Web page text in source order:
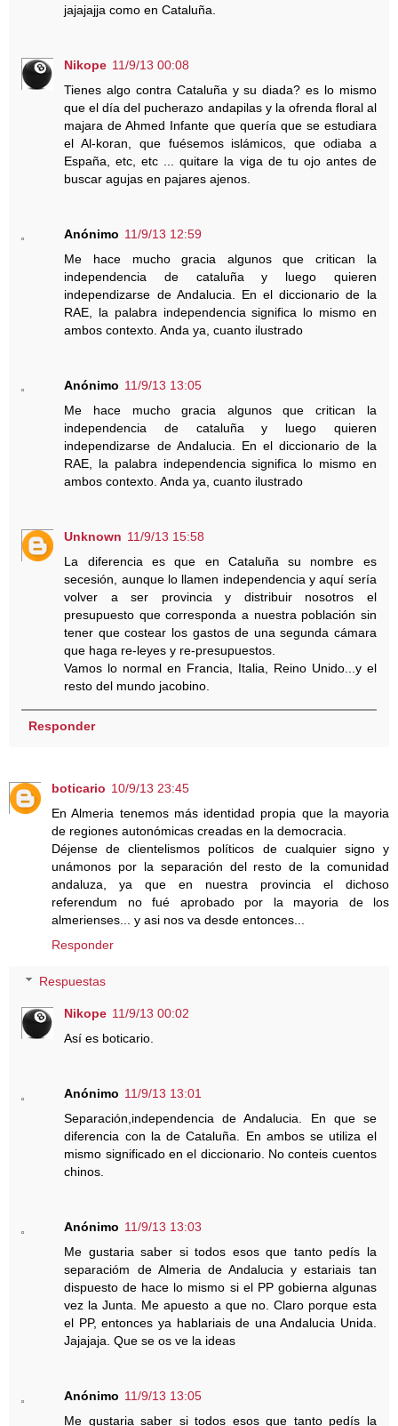
jajajajja como en Cataluña.
Nikope 11/9/13 00:08
Tienes algo contra Cataluña y su diada? es lo mismo
que el día del pucherazo andapilas y la ofrenda floral al
majara de Ahmed Infante que quería que se estudiara
el Al-koran, que fuésemos islámicos, que odiaba a
España, etc, etc ... quitare la viga de tu ojo antes de
buscar agujas en pajares ajenos.
Anónimo 11/9/13 12:59
Me hace mucho gracia algunos que critican la
independencia de cataluña y luego quieren
independizarse de Andalucia. En el diccionario de la
RAE, la palabra independencia significa lo mismo en
ambos contexto. Anda ya, cuanto ilustrado
Anónimo 11/9/13 13:05
Me hace mucho gracia algunos que critican la
independencia de cataluña y luego quieren
independizarse de Andalucia. En el diccionario de la
RAE, la palabra independencia significa lo mismo en
ambos contexto. Anda ya, cuanto ilustrado
Unknown 11/9/13 15:58
La diferencia es que en Cataluña su nombre es
secesión, aunque lo llamen independencia y aquí sería
volver a ser provincia y distribuir nosotros el
presupuesto que corresponda a nuestra población sin
tener que costear los gastos de una segunda cámara
que haga re-leyes y re-presupuestos.
Vamos lo normal en Francia, Italia, Reino Unido...y el
resto del mundo jacobino.
Responder
boticario 10/9/13 23:45
En Almeria tenemos más identidad propia que la mayoria
de regiones autonómicas creadas en la democracia.
Déjense de clientelismos políticos de cualquier signo y
unámonos por la separación del resto de la comunidad
andaluza, ya que en nuestra provincia el dichoso
referendum no fué aprobado por la mayoria de los
almerienses... y asi nos va desde entonces...
Responder
Respuestas
Nikope 11/9/13 00:02
Así es boticario.
Anónimo 11/9/13 13:01
Separación,independencia de Andalucia. En que se
diferencia con la de Cataluña. En ambos se utiliza el
mismo significado en el diccionario. No conteis cuentos
chinos.
Anónimo 11/9/13 13:03
Me gustaria saber si todos esos que tanto pedís la
separacióm de Almeria de Andalucia y estariais tan
dispuesto de hace lo mismo si el PP gobierna algunas
vez la Junta. Me apuesto a que no. Claro porque esta
el PP, entonces ya hablariais de una Andalucia Unida.
Jajajaja. Que se os ve la ideas
Anónimo 11/9/13 13:05
Me gustaria saber si todos esos que tanto pedís la